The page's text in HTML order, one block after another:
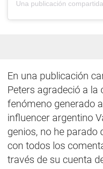
En una publicación
Peters agradeció a la
fenómeno generado
influencer argentino
genios, no he parado
con todos los
través de su cuenta